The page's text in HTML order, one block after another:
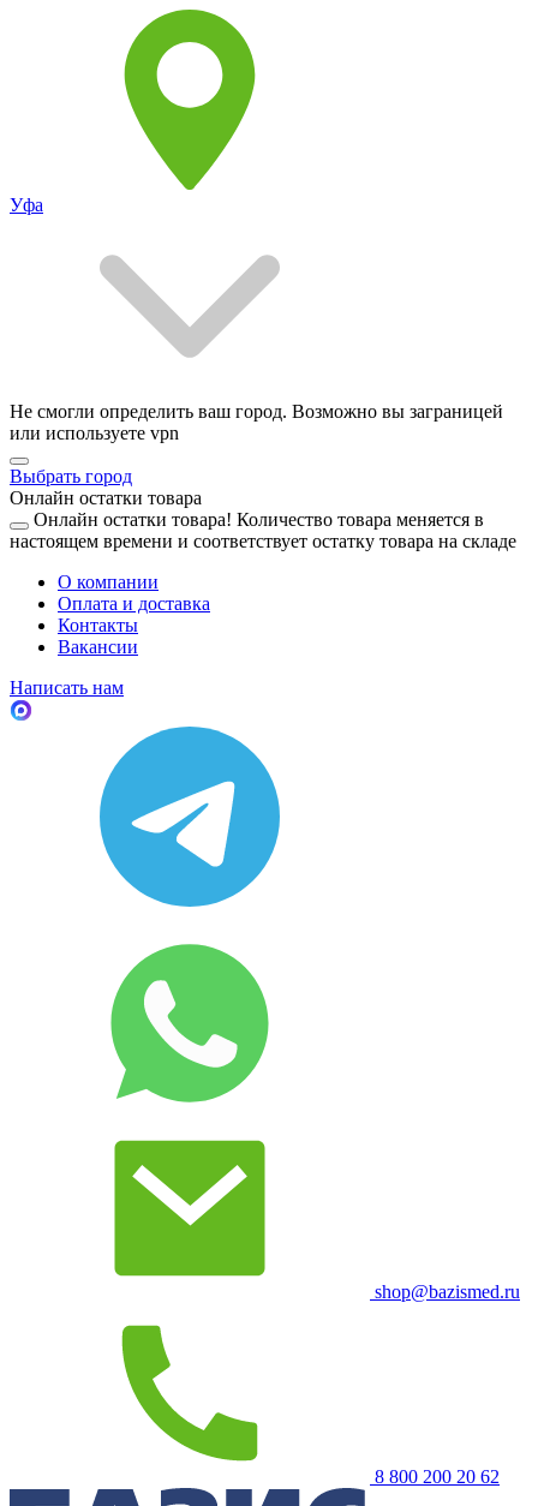
Уфа
Не смогли определить ваш город. Возможно вы заграницей
или используете vpn
Выбрать город
Онлайн остатки товара
Онлайн остатки товара! Количество товара меняется в
настоящем времени и соответствует остатку товара на складе
О компании
Оплата и доставка
Контакты
Вакансии
Написать нам
shop@bazismed.ru
8 800 200 20 62